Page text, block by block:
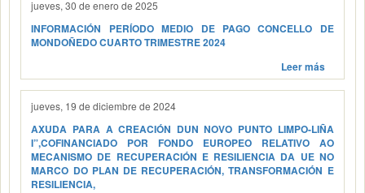
jueves, 30 de enero de 2025
INFORMACIÓN PERÍODO MEDIO DE PAGO CONCELLO DE
MONDOÑEDO CUARTO TRIMESTRE 2024
Leer más
jueves, 19 de diciembre de 2024
AXUDA PARA A CREACIÓN DUN NOVO PUNTO LIMPO-LIÑA
I”,COFINANCIADO POR FONDO EUROPEO RELATIVO AO
MECANISMO DE RECUPERACIÓN E RESILIENCIA DA UE NO
MARCO DO PLAN DE RECUPERACIÓN, TRANSFORMACIÓN E
RESILIENCIA,